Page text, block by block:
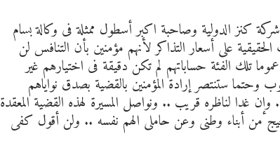
كنز الدولية وصاحبة اكبر أسطول ممثلة فى وكالة بسام
على أسعار التذاكر لأنهم مؤمنين بأن التنافس لن
تلك الفئة حساباتهم لم تكن دقيقة فى اختيارهم غير
ستنتصر إرادة المؤمنين بالقضية بصدق نواياهم
غدا لناظره قريب .. ونواصل المسيرة لهذه القضية المعقدة
من أبناء وطنى وعن حاملى الهم نفسه .. ولن أقول كفى